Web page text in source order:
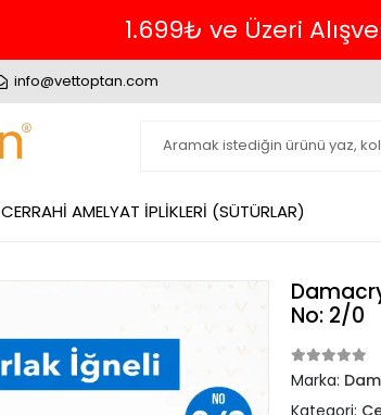
info@vettoptan.com
CERRAHİ AMELYAT İPLİKLERİ (SÜTÜRLAR)
No: 2/0
Marka:
Kategori: